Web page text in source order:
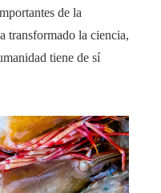
de la
transformado la ciencia,
tiene de sí